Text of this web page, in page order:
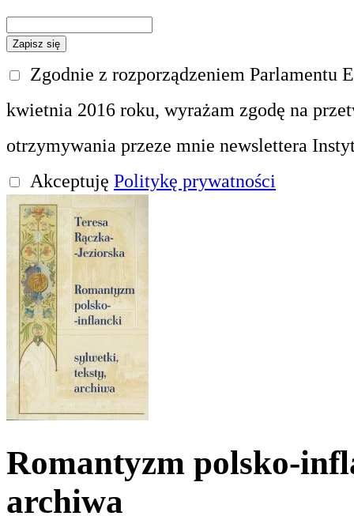
Zgodnie z rozporządzeniem Parlamentu
kwietnia 2016 roku, wyrażam zgodę na
otrzymywania przeze mnie newslettera
Akceptuję Politykę prywatności
Romantyzm polsko-
archiwa